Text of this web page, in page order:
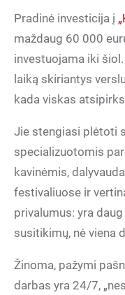
Pradinė investicija į
maždaug 60 000
investuojama iki
laiką skiriantys
kada viskas
Jie stengiasi plėtoti
specializuotomis
kavinėmis,
festivaliuose ir
privalumus: yra
susitikimų, nė viena
Žinoma, pažymi
darbas yra 24/7,